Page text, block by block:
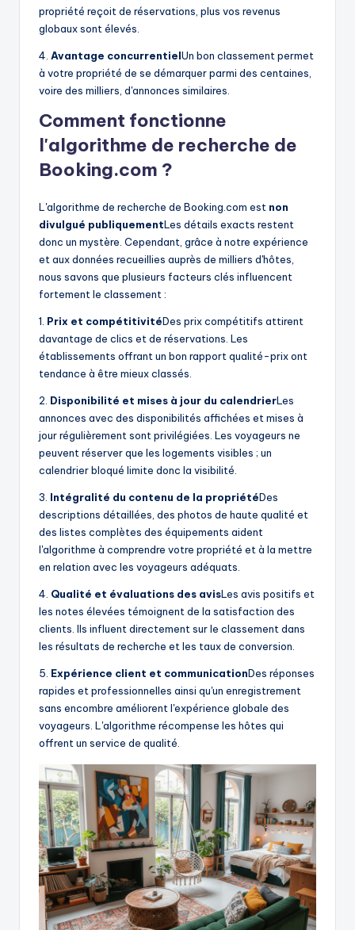
propriété reçoit de réservations, plus vos revenus
globaux sont élevés.
4. Avantage concurrentielUn bon classement permet
à votre propriété de se démarquer parmi des centaines,
voire des milliers, d'annonces similaires.
Comment fonctionne
l'algorithme de recherche de
Booking.com ?
L'algorithme de recherche de Booking.com est non
divulgué publiquementLes détails exacts restent
donc un mystère. Cependant, grâce à notre expérience
et aux données recueillies auprès de milliers d'hôtes,
nous savons que plusieurs facteurs clés influencent
fortement le classement :
1. Prix et compétitivitéDes prix compétitifs attirent
davantage de clics et de réservations. Les
établissements offrant un bon rapport qualité-prix ont
tendance à être mieux classés.
2. Disponibilité et mises à jour du calendrierLes
annonces avec des disponibilités affichées et mises à
jour régulièrement sont privilégiées. Les voyageurs ne
peuvent réserver que les logements visibles ; un
calendrier bloqué limite donc la visibilité.
3. Intégralité du contenu de la propriétéDes
descriptions détaillées, des photos de haute qualité et
des listes complètes des équipements aident
l'algorithme à comprendre votre propriété et à la mettre
en relation avec les voyageurs adéquats.
4. Qualité et évaluations des avisLes avis positifs et
les notes élevées témoignent de la satisfaction des
clients. Ils influent directement sur le classement dans
les résultats de recherche et les taux de conversion.
5. Expérience client et communicationDes réponses
rapides et professionnelles ainsi qu'un enregistrement
sans encombre améliorent l'expérience globale des
voyageurs. L'algorithme récompense les hôtes qui
offrent un service de qualité.